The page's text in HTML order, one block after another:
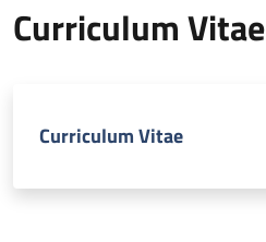
Curriculum Vitae
Curriculum Vitae